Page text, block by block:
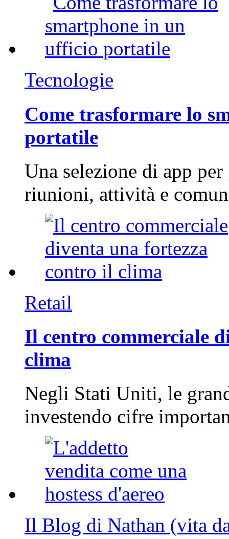
Tecnologie
Come trasformare lo
portatile
Una selezione di app
riunioni, attività e
Retail
Il centro commerciale
clima
Negli Stati Uniti, le
investendo cifre
Il Blog di Nathan (vita